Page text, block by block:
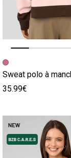
Image précédente
Image suivante
35.99€